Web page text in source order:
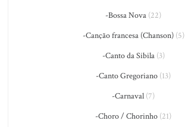
-Bossa Nova (22)
-Canção francesa (Chanson)(5)
-Canto da Sibila(3)
-Canto Gregoriano (13)
-Carnaval (7)
-Choro / Chorinho (21)